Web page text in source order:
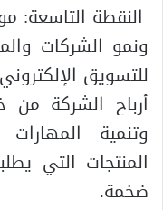
النقطة التاسعة:
ونمو الشركات
للتسويق
أرباح الشركة من
وتنمية
المنتجات التي
ضخمة.